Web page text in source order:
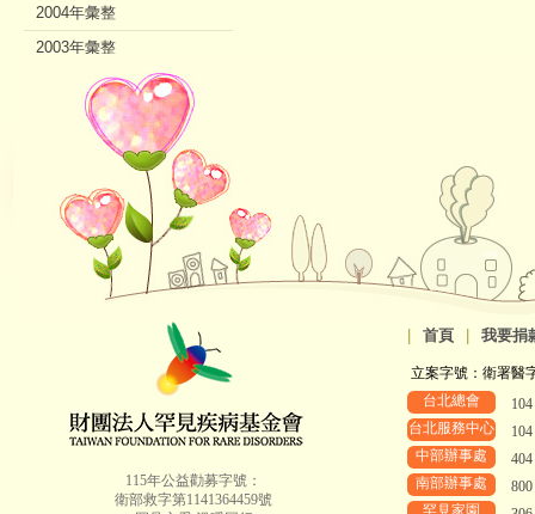
2004年彙整
2003年彙整
2002年彙整
115年公益勸募字號：
衛部救字第1141364459號
首頁 我要捐
立案字號：衛署醫
台北總會
台北服務中心
中部辦事處
南部辦事處
罕見家園